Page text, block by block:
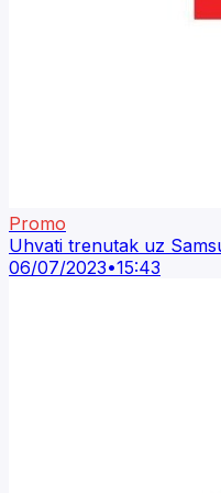
Promo
Uhvati trenutak uz
06/07/2023•15:43